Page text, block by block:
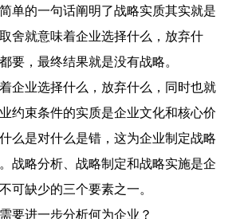
单的一句话阐明了战略实质其实就是
舍就意味着企业选择什么，放弃什
要，最终结果就是没有战略。
企业选择什么，放弃什么，同时也就
约束条件的实质是企业文化和核心价
么是对什么是错，这为企业制定战略
战略分析、战略制定和战略实施是企
可缺少的三个要素之一。
要进一步分析何为企业？